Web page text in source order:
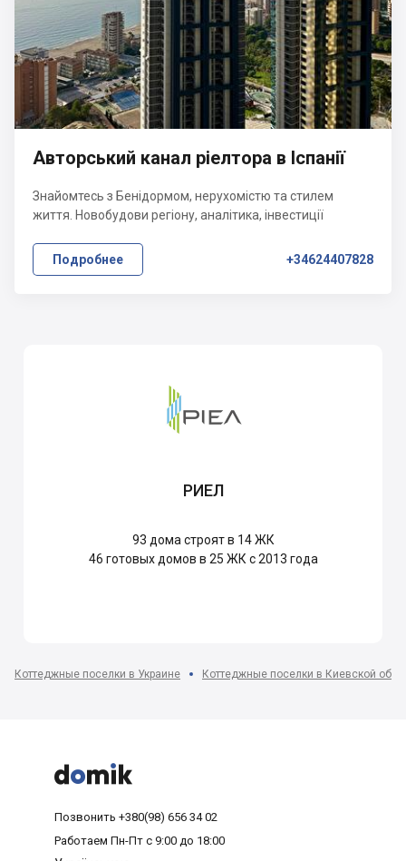
Авторський канал ріелтора в Іспанії
Знайомтесь з Бенідормом, нерухомістю та стилем
життя. Новобудови регіону, аналітика, інвестиції
Подробнее +34624407828
РИЕЛ
93 дома строят в 14 ЖК
46 готовых домов в 25 ЖК с 2013 года
Коттеджные поселки в Украине Коттеджные поселки в Киевской



Позвонить +380(98) 656 34 02
Работаем Пн-Пт с 9:00 до 18:00